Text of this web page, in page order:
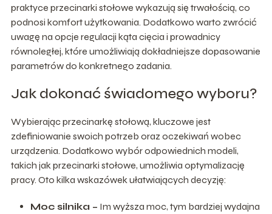
praktyce przecinarki stołowe wykazują się trwałością, co
podnosi komfort użytkowania. Dodatkowo warto zwrócić
uwagę na opcje regulacji kąta cięcia i prowadnicy
równoległej, które umożliwiają dokładniejsze dopasowanie
parametrów do konkretnego zadania.
Jak dokonać świadomego wyboru?
Wybierając przecinarkę stołową, kluczowe jest
zdefiniowanie swoich potrzeb oraz oczekiwań wobec
urządzenia. Dodatkowo wybór odpowiednich modeli,
takich jak przecinarki stołowe, umożliwia optymalizację
pracy. Oto kilka wskazówek ułatwiających decyzję:
Moc silnika – Im wyższa moc, tym bardziej wydajna